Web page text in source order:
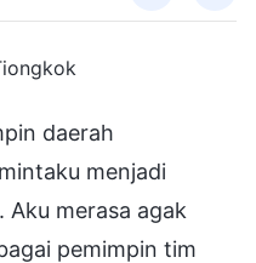
daerah
menjadi
merasa agak
pemimpin tim